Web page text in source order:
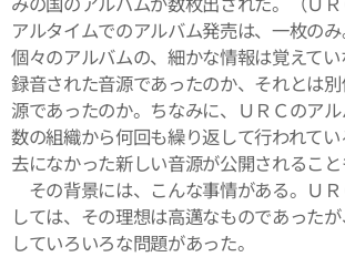
アルタイムでのアルバム発売は、一枚の
個々のアルバムの、細かな情報は覚えて
録音された音源であったのか、それとは
源であったのか。ちなみに、ＵＲＣのア
数の組織から何回も繰り返して行われて
去になかった新しい音源が公開されること
その背景には、こんな事情がある。Ｕ
しては、その理想は高邁なものであった
していろいろな問題があった。